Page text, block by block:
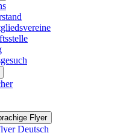
Flyer
Deutsch